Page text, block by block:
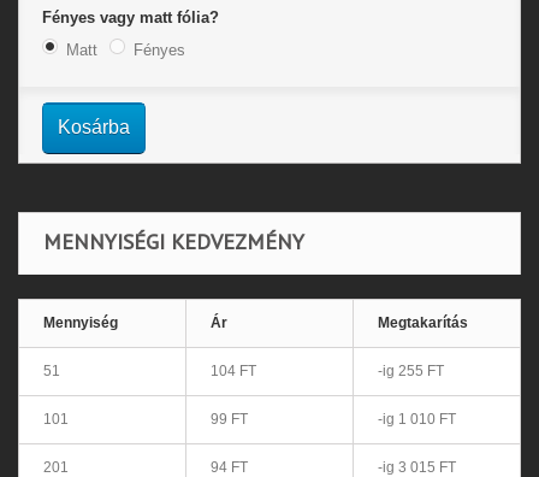
Fényes vagy matt fólia?
Matt
Fényes
Kosárba
MENNYISÉGI KEDVEZMÉNY
Mennyiség Ár Megtakarítás
51 104 FT -ig 255 FT
101 99 FT -ig 1 010 FT
201 94 FT -ig 3 015 FT